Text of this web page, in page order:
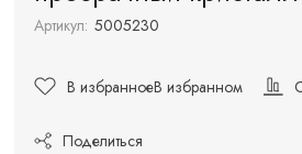
Артикул: 5005230
В избранноеВ избранном
Поделиться